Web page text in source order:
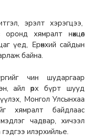
эрэлт хэрэгцээ,
хямралт нөхцөл
үед, Ерөнхий сайдын
байна.
чин шударгаар
айл өрх бүрт шууд
Монгол Улсынхаа
хямралт байдлаас
мэдлэг чадвар, хичээл
илэрхийлье.